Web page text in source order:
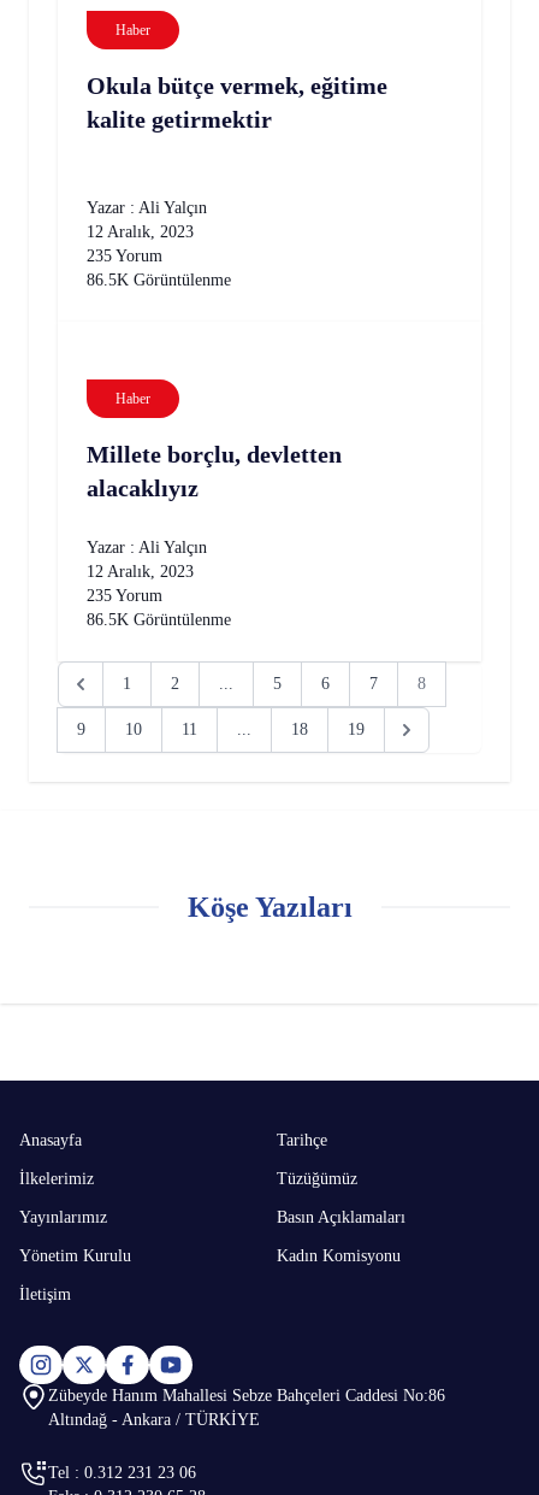
Haber
Okula bütçe vermek, eğitime
kalite getirmektir
Yazar : Ali Yalçın
12 Aralık, 2023
235 Yorum
86.5K Görüntülenme
Haber
Millete borçlu, devletten
alacaklıyız
Yazar : Ali Yalçın
12 Aralık, 2023
235 Yorum
86.5K Görüntülenme
1 2 ... 5 6 7 8
9 10 11 ... 18 19
Köşe Yazıları
Anasayfa Tarihçe
İlkelerimiz Tüzüğümüz
Yayınlarımız Basın Açıklamaları
Yönetim Kurulu Kadın Komisyonu
İletişim
Zübeyde Hanım Mahallesi Sebze Bahçeleri Caddesi No:86
Altındağ - Ankara / TÜRKİYE
Tel : 0.312 231 23 06